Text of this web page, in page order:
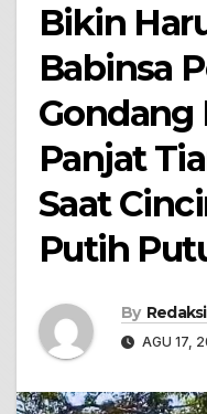
Bikin
Babinsa
Gondang
Panjat
Saat
Putih
By Redaksi
AGU 17,